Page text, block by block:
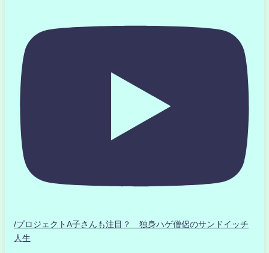
/プロジェクトA子さんも注目？ 独身ハゲ僧侶のサンドイッチ
人生